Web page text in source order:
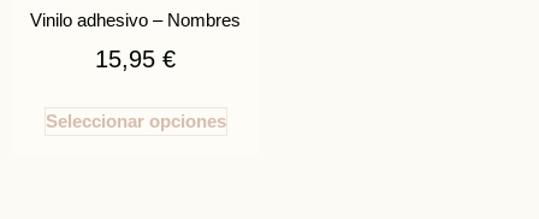
Vinilo adhesivo – Nombres
15,95€
Seleccionar opciones